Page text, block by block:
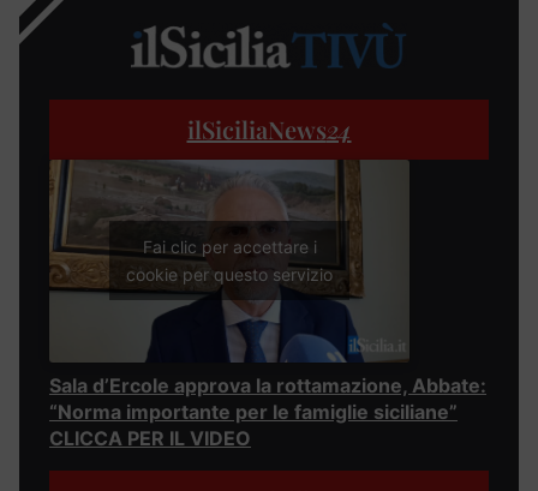
ilSiciliaNews24
Fai clic per accettare i
cookie per questo servizio
Sala d’Ercole approva la rottamazione, Abbate:
“Norma importante per le famiglie siciliane”
CLICCA PER IL VIDEO